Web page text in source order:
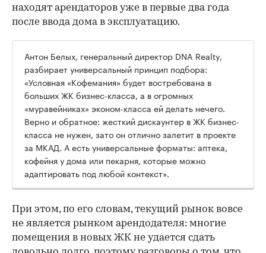
находят арендаторов уже в первые два года
после ввода дома в эксплуатацию.
Антон Белых, генеральный директор DNA Realty,
разбирает универсальный принцип подбора:
«Условная «Кофемания» будет востребована в
больших ЖК бизнес-класса, а в огромных
«муравейниках» эконом-класса ей делать нечего.
Верно и обратное: жесткий дискаунтер в ЖК бизнес-
класса не нужен, зато он отлично залетит в проекте
за МКАД. А есть универсальные форматы: аптека,
кофейня у дома или пекарня, которые можно
адаптировать под любой контекст».
При этом, по его словам, текущий рынок вовсе
не является рынком арендодателя: многие
помещения в новых ЖК не удается сдать